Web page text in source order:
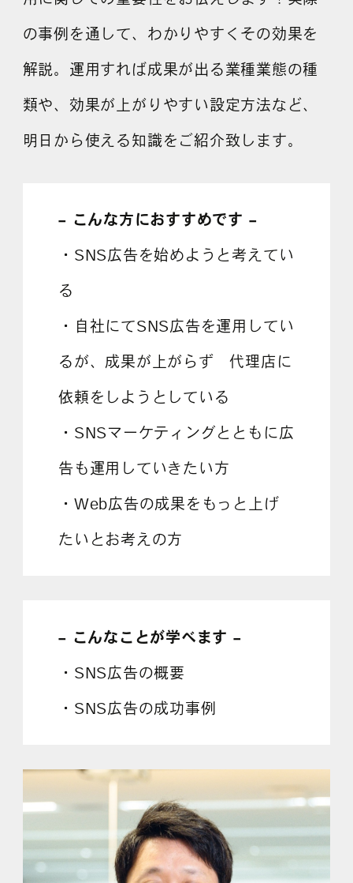
の事例を通して、わかりやすくその効果を
解説。運用すれば成果が出る業種業態の種
類や、効果が上がりやすい設定方法など、
明日から使える知識をご紹介致します。
– こんな方におすすめです –
・SNS広告を始めようと考えてい
る
・自社にてSNS広告を運用してい
るが、成果が上がらず 代理店に
依頼をしようとしている
・SNSマーケティングとともに広
告も運用していきたい方
・Web広告の成果をもっと上げ
たいとお考えの方
– こんなことが学べます –
・SNS広告の概要
・SNS広告の成功事例